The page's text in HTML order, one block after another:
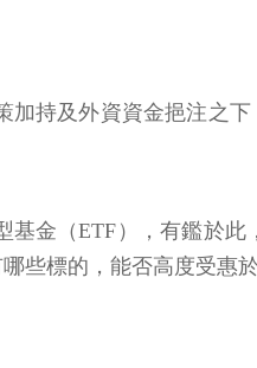
持及外資資金挹注之
金（ETF），有鑑於
些標的，能否高度受惠